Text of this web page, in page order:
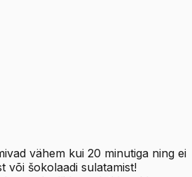
vähem kui 20 minutiga ning ei
või šokolaadi sulatamist!